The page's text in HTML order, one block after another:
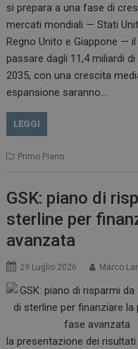
si prepara a una fase di
mercati mondiali — Stati
Regno Unito e Giappone —
passare dagli 11,4 miliardi
2035, con una crescita
espansione saranno…
LEGGI
Primo Piano
GSK: piano di
sterline per
avanzata
29 Luglio 2026 Marco
la presentazione dei